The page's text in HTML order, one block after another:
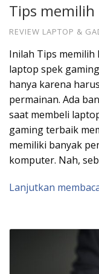
Tips
REVIEW LAPTOP &
Inilah Tips memilih
laptop spek
hanya karena
permainan. Ada
saat membeli
gaming terbaik
memiliki banyak
komputer. Nah,
Lanjutkan